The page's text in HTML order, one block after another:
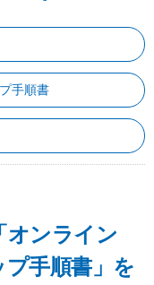
オンライン
手順書」を
手順書